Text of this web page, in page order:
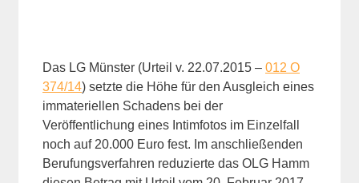
Das LG Münster (Urteil v. 22.07.2015 – 012 O
374/14) setzte die Höhe für den Ausgleich eines
immateriellen Schadens bei der
Veröffentlichung eines Intimfotos im Einzelfall
noch auf 20.000 Euro fest. Im anschließenden
Berufungsverfahren reduzierte das OLG Hamm